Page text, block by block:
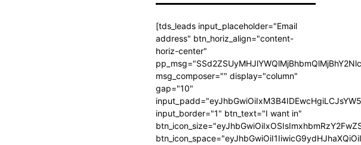
[tds_leads input_placeholder="Email
address" btn_horiz_align="content-
horiz-center"
msg_composer="" display="column"
gap="10"
input_border="1" btn_text="I want in"